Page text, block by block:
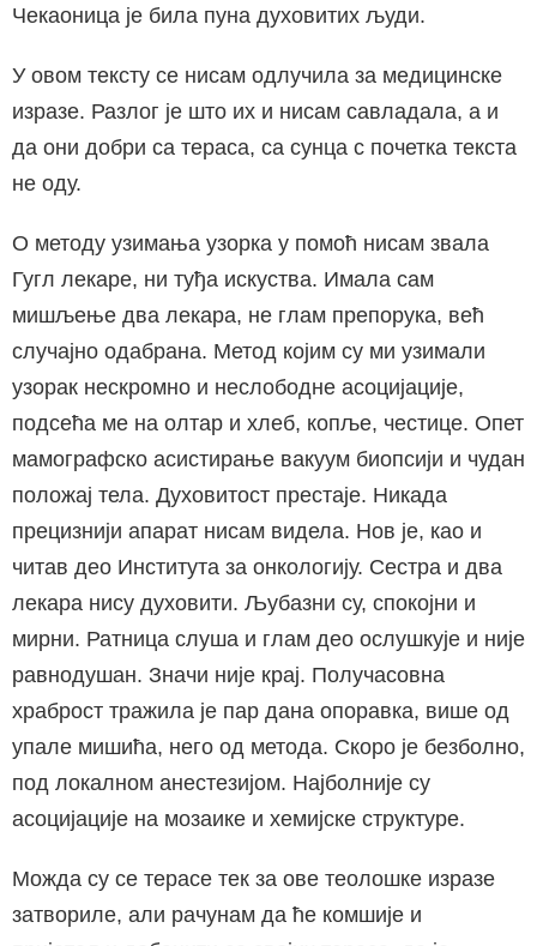
Чекаоница је била пуна духовитих људи.
У овом тексту се нисам одлучила за медицинске
изразе. Разлог је што их и нисам савладала, а и
да они добри са тераса, са сунца с почетка текста
не оду.
О методу узимања узорка у помоћ нисам звала
Гугл лекаре, ни туђа искуства. Имала сам
мишљење два лекара, не глам препорука, већ
случајно одабрана. Метод којим су ми узимали
узорак нескромно и неслободне асоцијације,
подсећа ме на олтар и хлеб, копље, честице. Опет
мамографско асистирање вакуум биопсији и чудан
положај тела. Духовитост престаје. Никада
прецизнији апарат нисам видела. Нов је, као и
читав део Института за онкологију. Сестра и два
лекара нису духовити. Љубазни су, спокојни и
мирни. Ратница слуша и глам део ослушкује и није
равнодушан. Значи није крај. Получасовна
храброст тражила је пар дана опоравка, више од
упале мишића, него од метода. Скоро је безболно,
под локалном анестезијом. Најболније су
асоцијације на мозаике и хемијске структуре.
Можда су се терасе тек за ове теолошке изразе
затвориле, али рачунам да ће комшије и